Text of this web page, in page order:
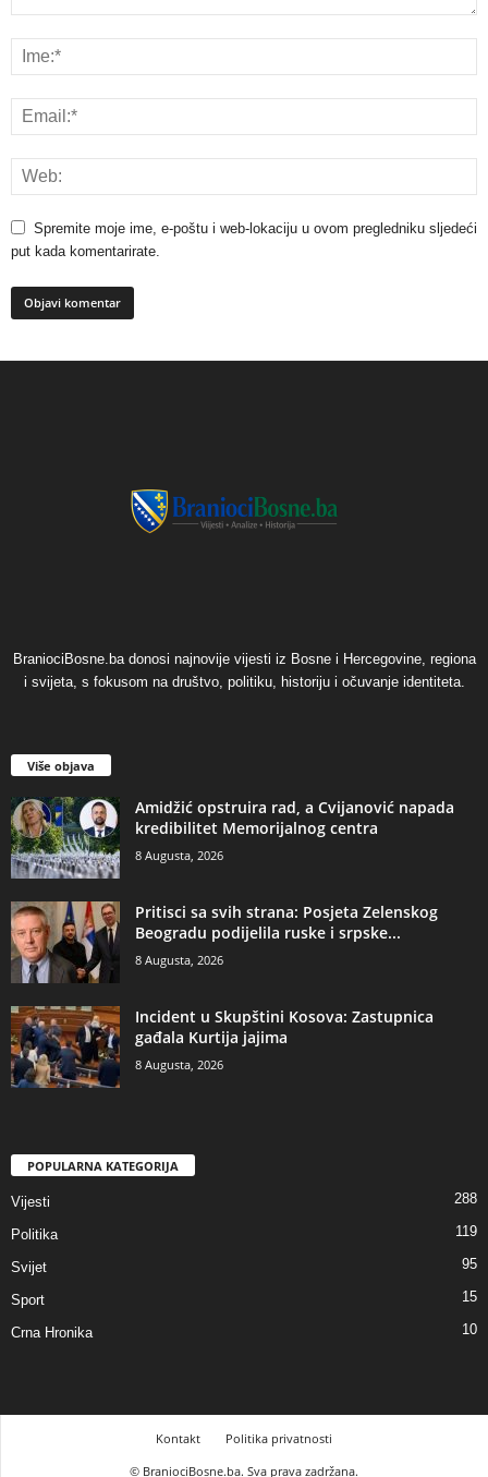
Spremite moje ime, e-poštu i web-lokaciju u ovom pregledniku sljedeći
put kada komentarirate.
BraniociBosne.ba donosi najnovije vijesti iz Bosne i Hercegovine, regiona
i svijeta, s fokusom na društvo, politiku, historiju i očuvanje identiteta.
Više objava
Amidžić opstruira rad, a Cvijanović napada
kredibilitet Memorijalnog centra
8 Augusta, 2026
​Pritisci sa svih strana: Posjeta Zelenskog
Beogradu podijelila ruske i srpske...
8 Augusta, 2026
Incident u Skupštini Kosova: Zastupnica
gađala Kurtija jajima
8 Augusta, 2026
POPULARNA KATEGORIJA
Vijesti 288
Politika 119
Svijet 95
Sport 15
Crna Hronika 10
Kontakt
Politika privatnosti
© BraniociBosne.ba. Sva prava zadržana.